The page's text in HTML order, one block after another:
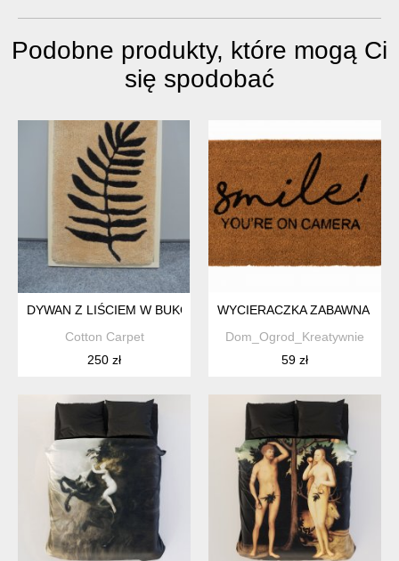
Podobne produkty, które mogą Ci
się spodobać
DYWAN Z LIŚCIEM W BUKOWEJ RAMIE
Cotton Carpet
250 zł
WYCIERACZKA ZABAWNA
Dom_Ogrod_Kreatywnie
59 zł